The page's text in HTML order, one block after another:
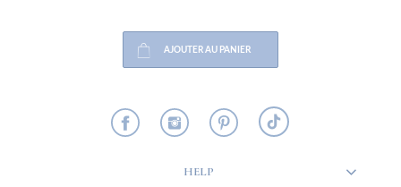
AJOUTER AU PANIER
HELP